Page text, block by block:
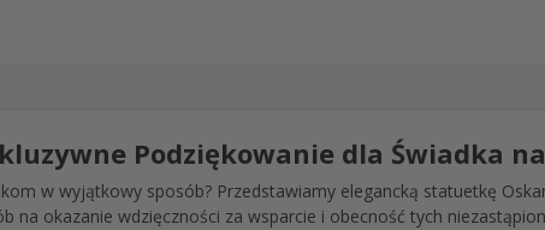
Podziękowanie dla Świadka
w wyjątkowy sposób? Przedstawiamy elegancką statuetkę
na okazanie wdzięczności za wsparcie i obecność tych